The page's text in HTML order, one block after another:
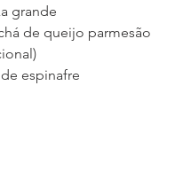
grande
de queijo parmesão
espinafre